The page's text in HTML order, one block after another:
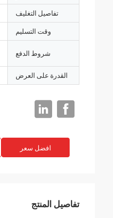
تفاصيل التغليف
وقت التسليم
شروط الدفع
القدرة على العرض
افضل سعر
تفاصيل المنتج